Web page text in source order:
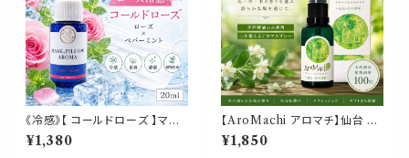
《冷感》【 コールドローズ 】マス
ク & ピロー アロマ 20ml｜薔
薇 ペパーミント 夏 ひんやり 涼
¥1,380
【AroMachi アロマチ】仙台 杜
の清風 アロマスプレー 30ml
箱付｜定禅寺通り 香り 東北ハ
¥1,850